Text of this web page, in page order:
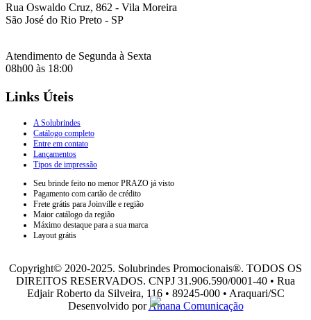
Rua Oswaldo Cruz, 862 - Vila Moreira
São José do Rio Preto - SP
Atendimento de Segunda à Sexta
08h00 às 18:00
Links Úteis
A Solubrindes
Catálogo completo
Entre em contato
Lançamentos
Tipos de impressão
Seu brinde feito no menor PRAZO já visto
Pagamento com cartão de crédito
Frete grátis para Joinville e região
Maior catálogo da região
Máximo destaque para a sua marca
Layout grátis
Copyright© 2020-2025. Solubrindes Promocionais®. TODOS OS
DIREITOS RESERVADOS. CNPJ 31.906.590/0001-40 • Rua
Edjair Roberto da Silveira, 116 • 89245-000 • Araquari/SC
Desenvolvido porAmana Comunicação